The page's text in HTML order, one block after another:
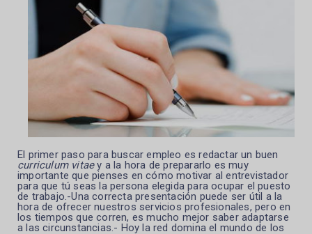
El primer paso para buscar empleo es redactar un buen
curriculum vitaey a la hora de prepararlo es muy
importante que pienses en cómo motivar al entrevistador
para que tú seas la persona elegida para ocupar el puesto
de trabajo.-Una correcta presentación puede ser útil a la
hora de ofrecer nuestros servicios profesionales, pero en
los tiempos que corren, es mucho mejor saber adaptarse
a las circunstancias.- Hoy la red domina el mundo de los